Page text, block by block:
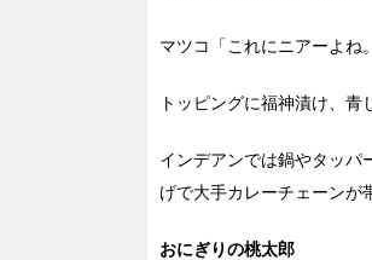
マツコ「これにニアーよね
トッピングに福神漬け、青
インデアンでは鍋やタッパ
げで大手カレーチェーンが
おにぎりの桃太郎